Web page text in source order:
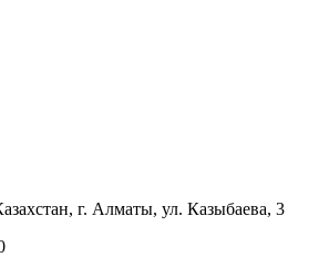
г. Алматы, ул. Казыбаева, 3